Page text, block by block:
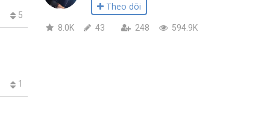
5
1
Theo dõi
8.0K 43 248 594.9K